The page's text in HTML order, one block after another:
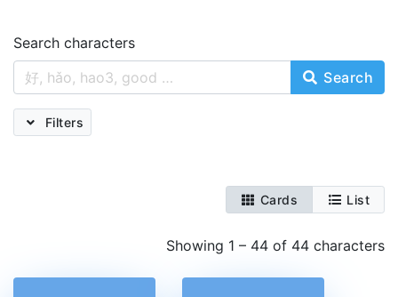
Search characters
Search
Filters
Cards List
Showing 1 – 44 of 44 characters